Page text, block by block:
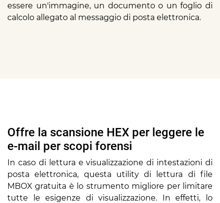
essere un'immagine, un documento o un foglio di
calcolo allegato al messaggio di posta elettronica.
Offre la scansione HEX per leggere le
e-mail per scopi forensi
In caso di lettura e visualizzazione di intestazioni di
posta elettronica, questa utility di lettura di file
MBOX gratuita è lo strumento migliore per limitare
tutte le esigenze di visualizzazione. In effetti, lo